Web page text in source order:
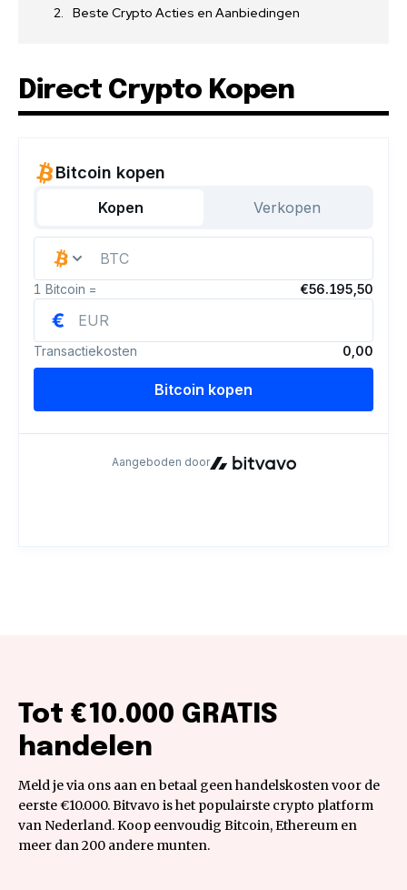
Beste Crypto Acties en Aanbiedingen
Direct Crypto Kopen
Tot €10.000 GRATIS
handelen
Meld je via ons aan en betaal geen handelskosten voor de
eerste €10.000. Bitvavo is het populairste crypto platform
van Nederland. Koop eenvoudig Bitcoin, Ethereum en
meer dan 200 andere munten.